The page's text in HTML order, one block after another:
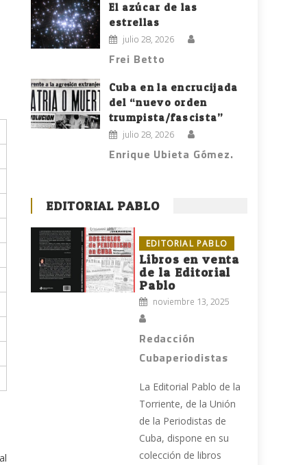
El azúcar de las
estrellas
julio 28, 2026
Frei Betto
Cuba en la encrucijada
del “nuevo orden
trumpista/fascista”
julio 28, 2026
Enrique Ubieta Gómez.
EDITORIAL PABLO
EDITORIAL PABLO
Libros en venta
de la Editorial
Pablo
noviembre 13, 2025
Redacción
Cubaperiodistas
La Editorial Pablo de la
Torriente, de la Unión
de la Periodistas de
Cuba, dispone en su
colección de libros